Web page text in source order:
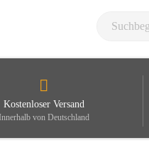
Kostenloser Versand
Innerhalb von Deutschland